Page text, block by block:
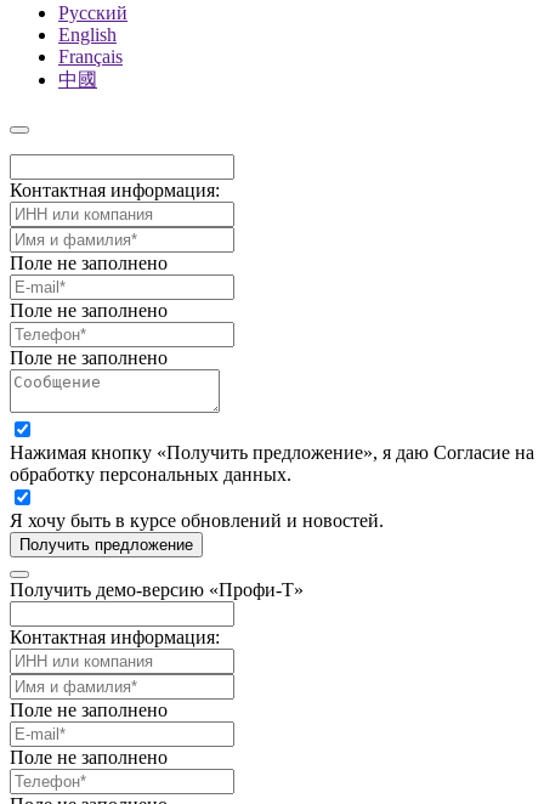
Русский
English
Français
中國
Контактная информация:
Поле не заполнено
Поле не заполнено
Поле не заполнено
Нажимая кнопку «Получить предложение», я даю Согласие на
обработку персональных данных.
Я хочу быть в курсе обновлений и новостей.
Получить предложение
Получить демо-версию «Профи-Т»
Контактная информация:
Поле не заполнено
Поле не заполнено